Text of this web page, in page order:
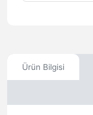
Ürün Bilgisi